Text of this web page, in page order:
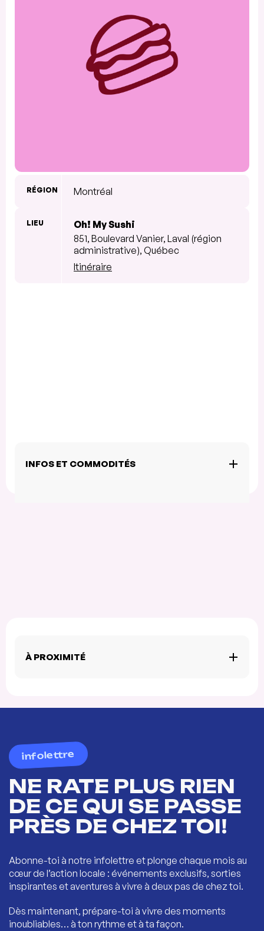
RÉGION Montréal
LIEU
Oh! My Sushi
851, Boulevard Vanier, Laval (région
administrative), Québec
Itinéraire
INFOS ET COMMODITÉS
À PROXIMITÉ
infolettre
NE RATE PLUS RIEN
DE CE QUI SE PASSE
PRÈS DE CHEZ TOI!
Abonne-toi à notre infolettre et plonge chaque mois au
cœur de l’action locale : événements exclusifs, sorties
inspirantes et aventures à vivre à deux pas de chez toi.
Dès maintenant, prépare-toi à vivre des moments
inoubliables… à ton rythme et à ta façon.